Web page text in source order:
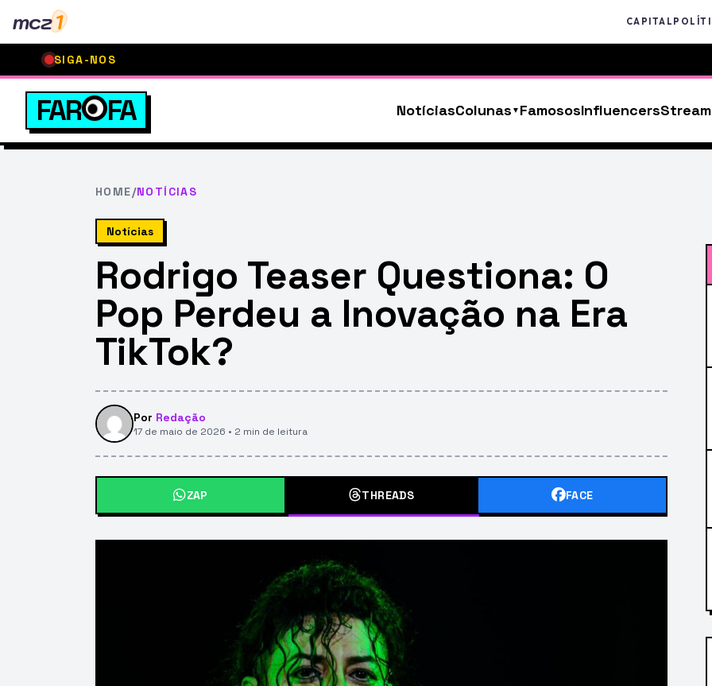
mcz1 CAPITAL
SIGA-NOS
FAR FA NotíciasColunas FamososInfluencers
HOME/NOTÍCIAS
Notícias
Rodrigo Teaser Questiona: O
Pop Perdeu a Inovação na Era
TikTok?
Por Redação
17 de maio de 2026 • 2 min de leitura
ZAP THREADS FACE